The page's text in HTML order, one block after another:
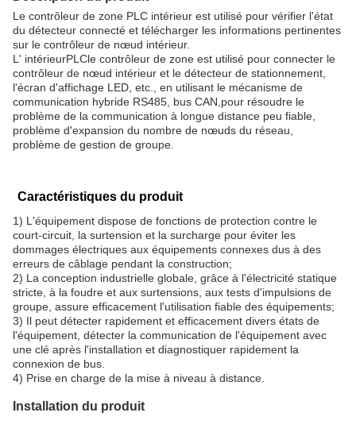
Le contrôleur de zone PLC intérieur est utilisé pour vérifier l'état
du détecteur connecté et télécharger les informations pertinentes
sur le contrôleur de nœud intérieur.
L' intérieurPLCle contrôleur de zone est utilisé pour connecter le
contrôleur de nœud intérieur et le détecteur de stationnement,
l'écran d'affichage LED, etc., en utilisant le mécanisme de
communication hybride RS485, bus CAN,pour résoudre le
problème de la communication à longue distance peu fiable,
problème d'expansion du nombre de nœuds du réseau,
problème de gestion de groupe.
Caractéristiques du produit
1) L'équipement dispose de fonctions de protection contre le
court-circuit, la surtension et la surcharge pour éviter les
dommages électriques aux équipements connexes dus à des
erreurs de câblage pendant la construction;
2) La conception industrielle globale, grâce à l'électricité statique
stricte, à la foudre et aux surtensions, aux tests d'impulsions de
groupe, assure efficacement l'utilisation fiable des équipements;
3) Il peut détecter rapidement et efficacement divers états de
l'équipement, détecter la communication de l'équipement avec
une clé après l'installation et diagnostiquer rapidement la
connexion de bus.
4) Prise en charge de la mise à niveau à distance.
Installation du produit